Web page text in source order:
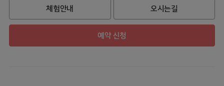
체험안내 오시는길
예약 신청